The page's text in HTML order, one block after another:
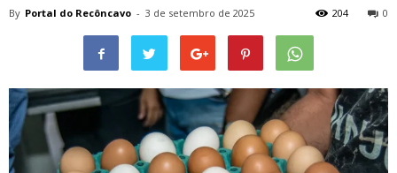
By Portal do Recôncavo - 3 de setembro de 2025 0
204